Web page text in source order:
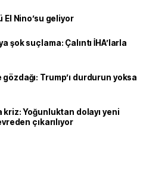
El Nino’su geliyor
şok suçlama: Çalıntı İHA’larla
gözdağı: Trump’ı durdurun yoksa
kriz: Yoğunluktan dolayı yeni
çıkarılıyor